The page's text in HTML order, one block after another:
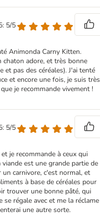
5/5
Animonda Carny Kitten.
adore, et très bonne
pas des céréales). J'ai tenté
et encore une fois, je suis très
je recommande vivement !
5/5
je recommande à ceux qui
est une grande partie de
carnivore, c'est normal, et
à base de céréales pour
trouver une bonne pâté, qui
régale avec et me la réclame
une autre sorte.